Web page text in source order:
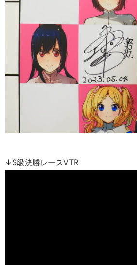
↓S級決勝レースVTR